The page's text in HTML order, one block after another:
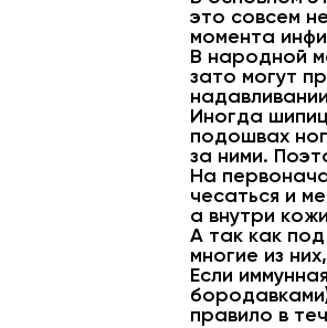
это совсем
момента
В народной
зато могут
Иногда
подошвах
за ними.
На
чесаться и
а внутри
А так как
многие из
Если
правило в